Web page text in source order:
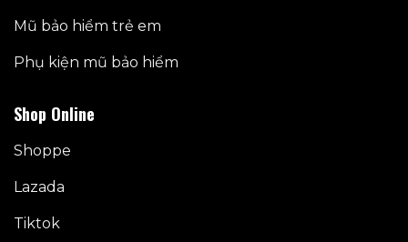
Mũ bảo hiểm trẻ em
Phụ kiện mũ bảo hiểm
Shop Online
Shoppe
Lazada
Tiktok